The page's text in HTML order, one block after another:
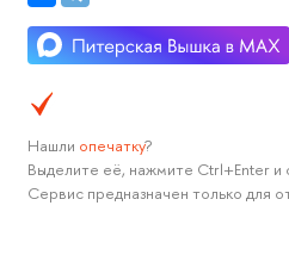
Нашли опечатку?
Выделите её, нажмите Ctrl+Enter и
Сервис предназначен только для